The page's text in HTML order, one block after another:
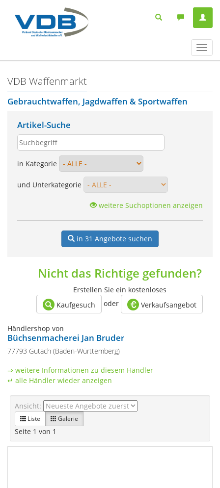
ein-/
VDB Waffenmarkt
Gebrauchtwaffen, Jagdwaffen & Sportwaffen
Artikel-Suche
in Kategorie
und Unterkategorie
weitere Suchoptionen anzeigen
in 31 Angebote suchen
Nicht das Richtige gefunden?
Erstellen Sie ein kostenloses
Kaufgesuch
oder Verkaufsangebot
Händlershop von
Büchsenmacherei Jan Bruder
77793 Gutach (Baden-Württemberg)
⇒ weitere Informationen zu diesem Händler
↵ alle Händler wieder anzeigen
Ansicht:
Liste Galerie
Seite 1 von 1